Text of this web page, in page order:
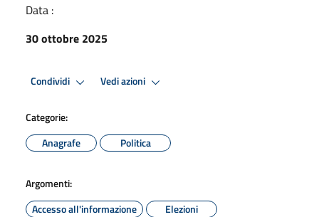
Data :
30 ottobre 2025
Condividi Vedi azioni
Categorie:
Anagrafe
Politica
Argomenti:
Accesso all'informazione
Elezioni